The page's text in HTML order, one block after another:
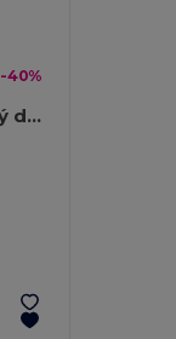
-40%
SWANSEA+ 27" automatický deštník